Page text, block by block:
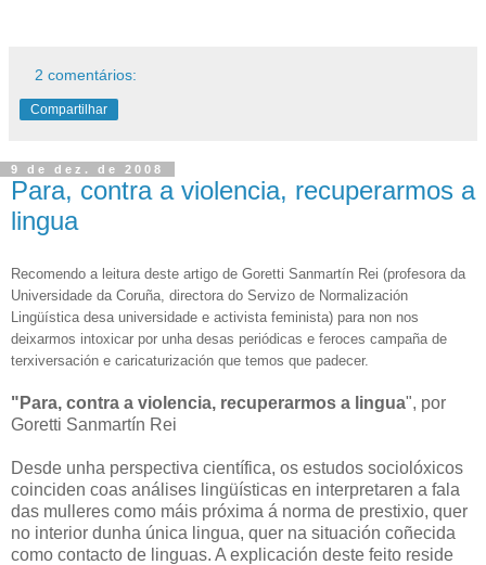
2 comentários:
Compartilhar
9 de dez. de 2008
Para, contra a violencia, recuperarmos a
lingua
Recomendo a leitura deste artigo de Goretti Sanmartín Rei (profesora da
Universidade da Coruña, directora do Servizo de Normalización
Lingüística desa universidade e activista feminista) para non nos
deixarmos intoxicar por unha desas periódicas e feroces campaña de
terxiversación e caricaturización que temos que padecer.
"Para, contra a violencia, recuperarmos a lingua", por
Goretti Sanmartín Rei
Desde unha perspectiva científica, os estudos sociolóxicos
coinciden coas análises lingüísticas en interpretaren a fala
das mulleres como máis próxima á norma de prestixio, quer
no interior dunha única lingua, quer na situación coñecida
como contacto de linguas. A explicación deste feito reside